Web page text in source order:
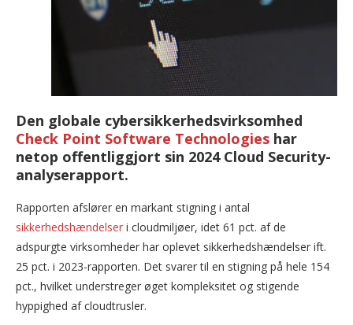
Den globale cybersikkerhedsvirksomhed
Check Point Software Technologies har
netop offentliggjort sin 2024 Cloud Security-
analyserapport.
Rapporten afslører en markant stigning i antal
sikkerhedshændelser i cloudmiljøer, idet 61 pct. af de
adspurgte virksomheder har oplevet sikkerhedshændelser ift.
25 pct. i 2023-rapporten. Det svarer til en stigning på hele 154
pct., hvilket understreger øget kompleksitet og stigende
hyppighed af cloudtrusler.